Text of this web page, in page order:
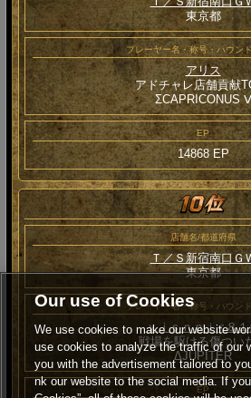
東京都
プレーヤー名・称号・ハウン
アリス
アドチャレ店舗貢献
ΣCAPRICONUS Ⅴ
EP
14868 EP
店舗名/都道府県
Ｔ／Ｓ新宿南口Ｇ
東京都
プレーヤー名・称号・ハウン
ｙｊｓｎｐｉ♂８１
戦場を駆ける傷つい
ΔJUPITER
EP
Our use of Cookies
We use cookies to make our website
use cookies to analyze the traffic of our
you with the advertisement tailored to
nk our website to the social media. If